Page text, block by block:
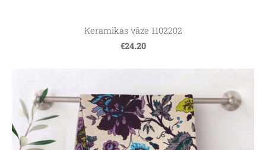
Keramikas vāze 1102202
€24.20